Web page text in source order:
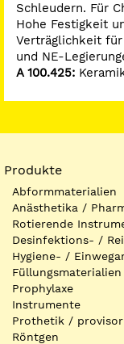
Schleudern. Für
Hohe Festigkeit
Verträglichkeit
und NE-
A 100.425:
Produkte
Abformmaterialien
Anästhetika /
Rotierende
Desinfektions- /
Hygiene- /
Füllungsmaterialien
Prophylaxe
Instrumente
Prothetik /
Röntgen